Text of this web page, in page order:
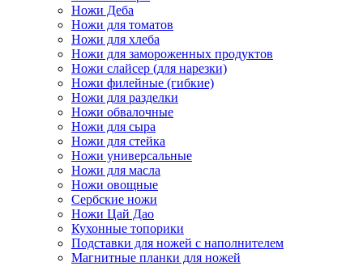
Ножи Деба
Ножи для томатов
Ножи для хлеба
Ножи для замороженных продуктов
Ножи слайсер (для нарезки)
Ножи филейные (гибкие)
Ножи для разделки
Ножи обвалочные
Ножи для сыра
Ножи для стейка
Ножи универсальные
Ножи для масла
Ножи овощные
Сербские ножи
Ножи Цай Дао
Кухонные топорики
Подставки для ножей с наполнителем
Магнитные планки для ножей